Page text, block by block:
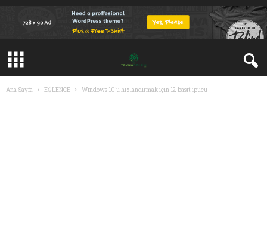
Ana Sayfa EĞLENCE Windows 10’u hızlandırmak için 12 basit ipucu